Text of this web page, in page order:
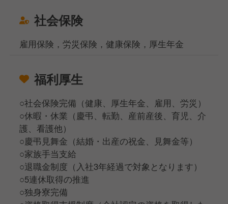
社会保険
雇用保険，労災保険，健康保険，厚生年金
福利厚生
○社会保険完備（健康、厚生年金、雇用、労災）
○休暇・休業（慶弔、転勤、産前産後、育児、介
護、看護他）
○慶弔見舞金（結婚・出産の祝金、見舞金等）
○家族手当支給
○退職金制度（入社3年経過で対象となります）
○5連休取得の推進
○独身寮完備